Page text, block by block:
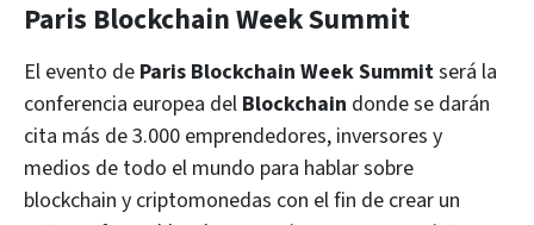
Paris Blockchain Week Summit
El evento de Paris Blockchain Week Summitserá la
conferencia europea del Blockchain donde se darán
cita más de 3.000 emprendedores, inversores y
medios de todo el mundo para hablar sobre
blockchain y criptomonedas con el fin de crear un